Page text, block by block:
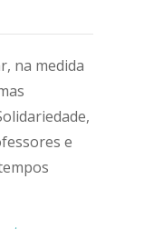
na medida
e